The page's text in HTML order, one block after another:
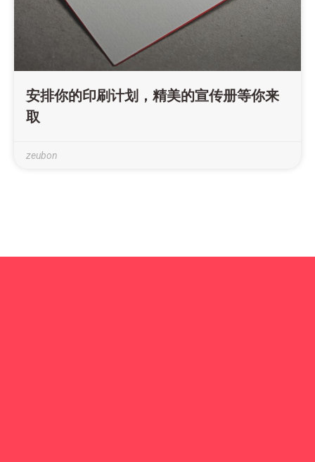
安排你的印刷计划，精美的宣传册等你来
取
zeubon